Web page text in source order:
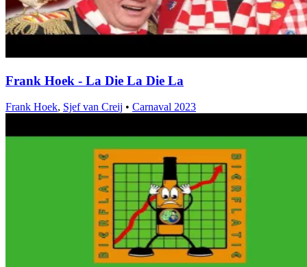
Frank Hoek - La Die La Die La
Frank Hoek, Sjef van Creij • Carnaval 2023